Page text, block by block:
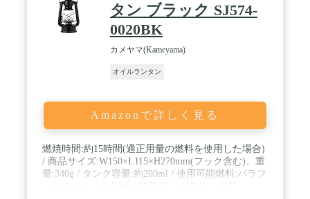
タン ブラック SJ574-
0020BK
カメヤマ(Kameyama)
オイルランタン
Amazonで詳しく見る
燃焼時間:約15時間(適正用量の燃料を使用した場合)
/ 商品サイズ:W150×L115×H270mm(フック含む)、重
量:340g / タンク容量:約200ml / 使用可能燃料:パラフ